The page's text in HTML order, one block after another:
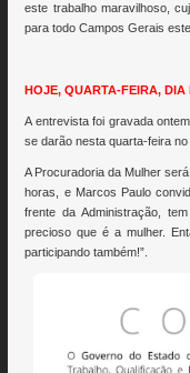
este trabalho maravilhoso,
para todo Campos Gerais
HOJE, QUARTA-FEIRA, DIA
A entrevista foi gravada
se darão nesta quarta-feira no
A Procuradoria da Mulher
horas, e Marcos Paulo
frente da Administração,
precioso que é a mulher.
participando também!”.